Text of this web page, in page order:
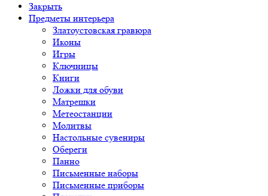
Закрыть
Предметы интерьера
Златоустовская гравюра
Иконы
Игры
Ключницы
Книги
Ложки для обуви
Матрешки
Метеостанции
Молитвы
Настольные сувениры
Обереги
Панно
Письменные наборы
Письменные приборы